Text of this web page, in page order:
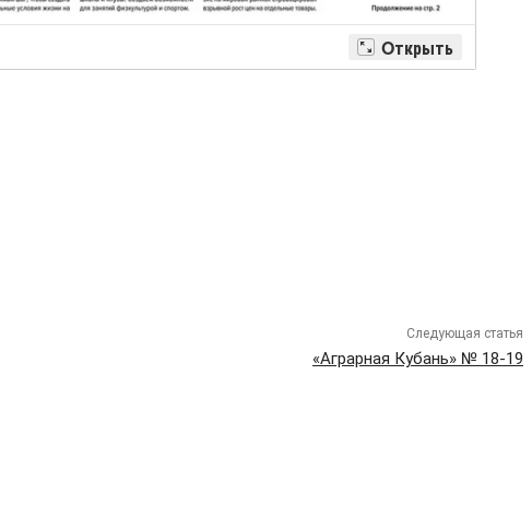
Следующая статья
«Аграрная Кубань» № 18-19